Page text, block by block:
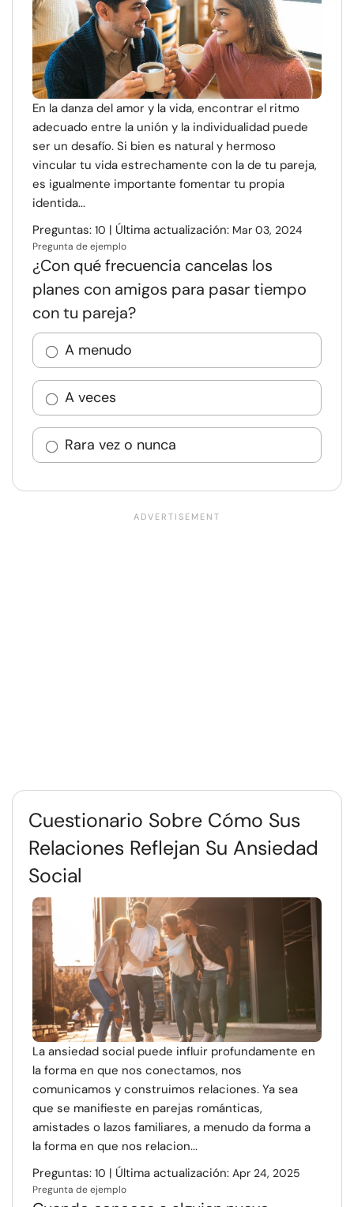
En la danza del amor y la vida, encontrar el ritmo
adecuado entre la unión y la individualidad puede
ser un desafío. Si bien es natural y hermoso
vincular tu vida estrechamente con la de tu pareja,
es igualmente importante fomentar tu propia
identida...
Preguntas: 10 | Última actualización: Mar 03, 2024
Pregunta de ejemplo
¿Con qué frecuencia cancelas los
planes con amigos para pasar tiempo
con tu pareja?
A menudo
A veces
Rara vez o nunca
Cuestionario Sobre Cómo Sus
Relaciones Reflejan Su Ansiedad
Social
La ansiedad social puede influir profundamente en
la forma en que nos conectamos, nos
comunicamos y construimos relaciones. Ya sea
que se manifieste en parejas románticas,
amistades o lazos familiares, a menudo da forma a
la forma en que nos relacion...
Preguntas: 10 | Última actualización: Apr 24, 2025
Pregunta de ejemplo